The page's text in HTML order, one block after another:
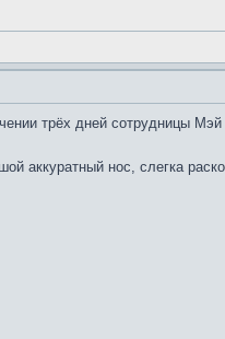
трёх дней сотрудницы
аккуратный нос, слегка